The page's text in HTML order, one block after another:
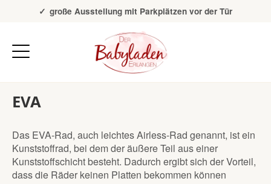
Über 20 Jahre Erfahrung
große Ausstellung mit Parkplätzen vor der Tür
EVA
Das EVA-Rad, auch leichtes Airless-Rad genannt, ist ein
Kunststoffrad, bei dem der äußere Teil aus einer
Kunststoffschicht besteht. Dadurch ergibt sich der Vorteil,
dass die Räder keinen Platten bekommen können